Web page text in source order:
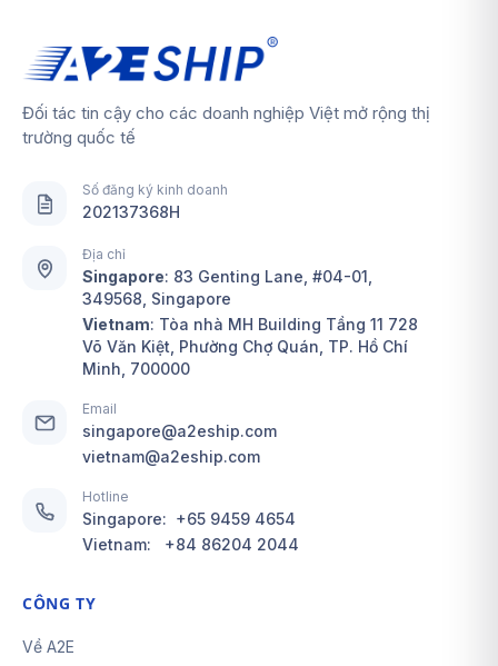
Đối tác tin cậy cho các doanh nghiệp Việt mở rộng thị
trường quốc tế
Số đăng ký kinh doanh
202137368H
Địa chỉ
Singapore: 83 Genting Lane, #04-01,
349568, Singapore
Vietnam: Tòa nhà MH Building Tầng 11 728
Võ Văn Kiệt, Phường Chợ Quán, TP. Hồ Chí
Minh, 700000
Email
singapore@a2eship.com
vietnam@a2eship.com
Hotline
Singapore: +65 9459 4654
Vietnam: +84 86204 2044
CÔNG TY
Về A2E